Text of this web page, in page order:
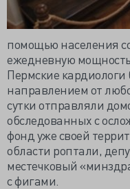
помощью населения
ежедневную
Пермские
направлением от
сутки отправляли
обследованных с
фонд уже своей
области роптали,
местечковый
с фигами.